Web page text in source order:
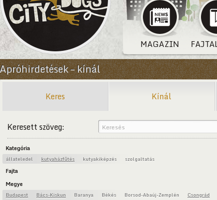
MAGAZIN
Apróhirdetések – kínál
Keres Kínál
Keresett szöveg:
Kategória
állateledel kutyaházfűtés kutyakiképzés szolgaltatás
Fajta
Megye
Budapest Bács-Kiskun Baranya Békés Borsod-Abaúj-Zemplén
Csongrád